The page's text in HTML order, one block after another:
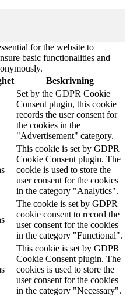
for the website to
basic functionalities and
Beskrivning
Set by the GDPR Cookie
Consent plugin, this cookie
records the user consent for
the cookies in the
"Advertisement" category.
This cookie is set by GDPR
Cookie Consent plugin. The
cookie is used to store the
user consent for the cookies
in the category "Analytics".
The cookie is set by GDPR
cookie consent to record the
user consent for the cookies
in the category "Functional".
This cookie is set by GDPR
Cookie Consent plugin. The
cookies is used to store the
user consent for the cookies
in the category "Necessary".